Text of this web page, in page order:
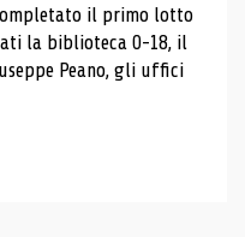
il primo lotto
la biblioteca 0-18, il
Peano, gli uffici